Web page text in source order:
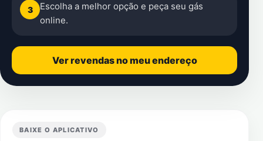
3
Escolha a melhor opção e peça seu gás
online.
Ver revendas no meu endereço
BAIXE O APLICATIVO